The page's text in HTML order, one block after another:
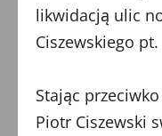
likwidacją ulic
Ciszewskiego pt.
Stając
Piotr Ciszewski